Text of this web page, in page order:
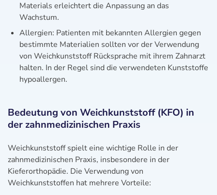
Materials erleichtert die Anpassung an das
Wachstum.
Allergien: Patienten mit bekannten Allergien gegen
bestimmte Materialien sollten vor der Verwendung
von Weichkunststoff Rücksprache mit ihrem Zahnarzt
halten. In der Regel sind die verwendeten Kunststoffe
hypoallergen.
Bedeutung von Weichkunststoff (KFO) in
der zahnmedizinischen Praxis
Weichkunststoff spielt eine wichtige Rolle in der
zahnmedizinischen Praxis, insbesondere in der
Kieferorthopädie. Die Verwendung von
Weichkunststoffen hat mehrere Vorteile: